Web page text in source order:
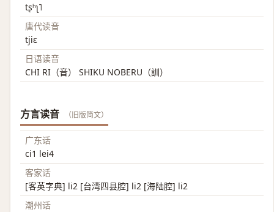
tʂʰʅ˥
唐代读音
tjiɛ
日语读音
CHI RI（音） SHIKU NOBERU（訓）
方言读音 （旧版简文）
广东话
ci1 lei4
客家话
[客英字典] li2 [台湾四县腔] li2 [海陆腔] li2
潮州话